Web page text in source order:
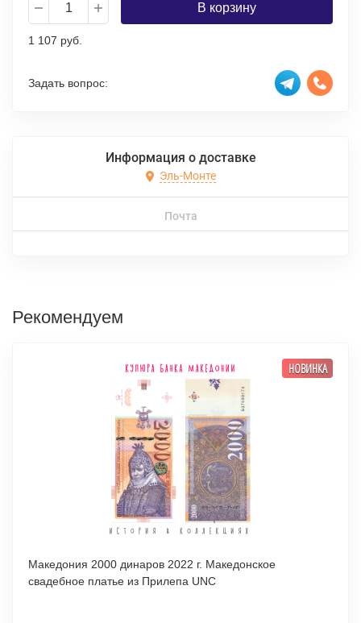
В корзину
1 107 руб.
Задать вопрос:
Информация о доставке
Эль-Монте
Почта
Рекомендуем
НОВИНКА
Македония 2000 динаров 2022 г. Македонское
свадебное платье из Прилепа UNC